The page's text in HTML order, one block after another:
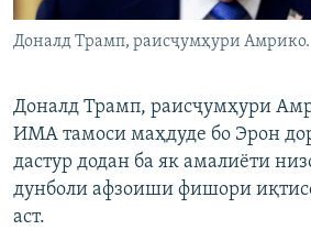
Доналд Трамп, раисҷумҳури Амрико.
Доналд Трамп, раисҷумҳури
ИМА тамоси маҳдуде бо Эрон
дастур додан ба як амалиёти
дунболи афзоиши фишори
аст.